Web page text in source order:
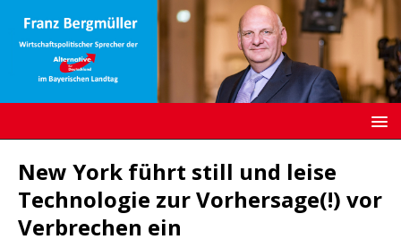
New York führt still und leise
Technologie zur Vorhersage(!) vor
Verbrechen ein